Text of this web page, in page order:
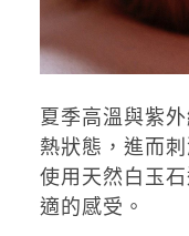
夏季高溫與紫
熱狀態，進而
使用天然白玉
適的感受。